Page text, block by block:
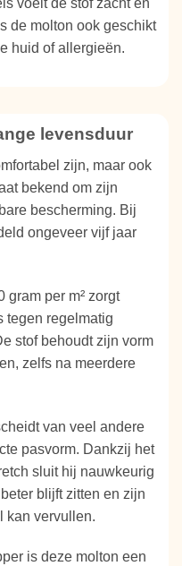
de molton ook geschikt
huid of allergieën.
levensduur
zijn, maar ook
bekend om zijn
bescherming. Bij
ongeveer vijf jaar
gram per m² zorgt
tegen regelmatig
stof behoudt zijn vorm
zelfs na meerdere
van veel andere
pasvorm. Dankzij het
sluit hij nauwkeurig
blijft zitten en zijn
kan vervullen.
is deze molton een